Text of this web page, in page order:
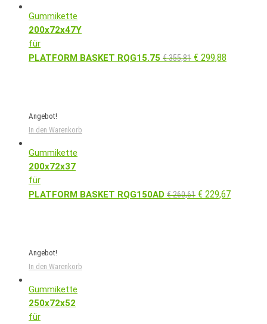
Gummikette
200x72x47Y
für
PLATFORM BASKET RQG15.75 €355,81 € 299,88
Angebot!
In den Warenkorb
Gummikette
200x72x37
für
PLATFORM BASKET RQG150AD €260,61 € 229,67
Angebot!
In den Warenkorb
Gummikette
250x72x52
für